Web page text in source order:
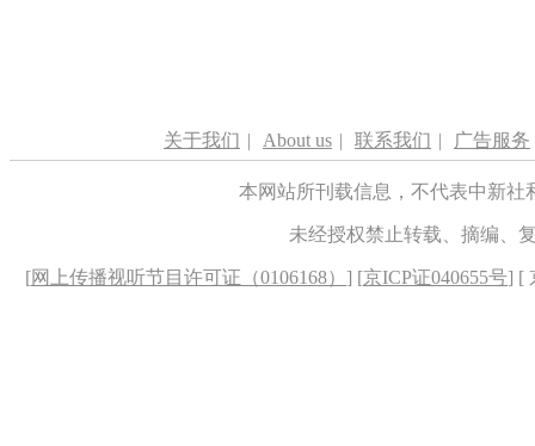
关于我们 | About us | 联系我们 | 广告服务
本网站所刊载信息，不代表中新
未经授权禁止转载、摘编、
[网上传播视听节目许可证（0106168） ] [京ICP证040655号] [